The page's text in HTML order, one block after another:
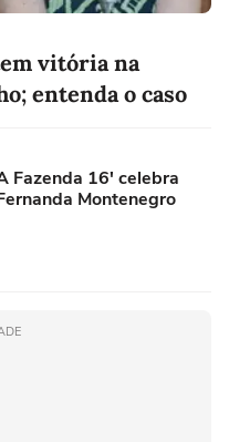
vitória na
entenda o caso
Fazenda 16' celebra
Montenegro